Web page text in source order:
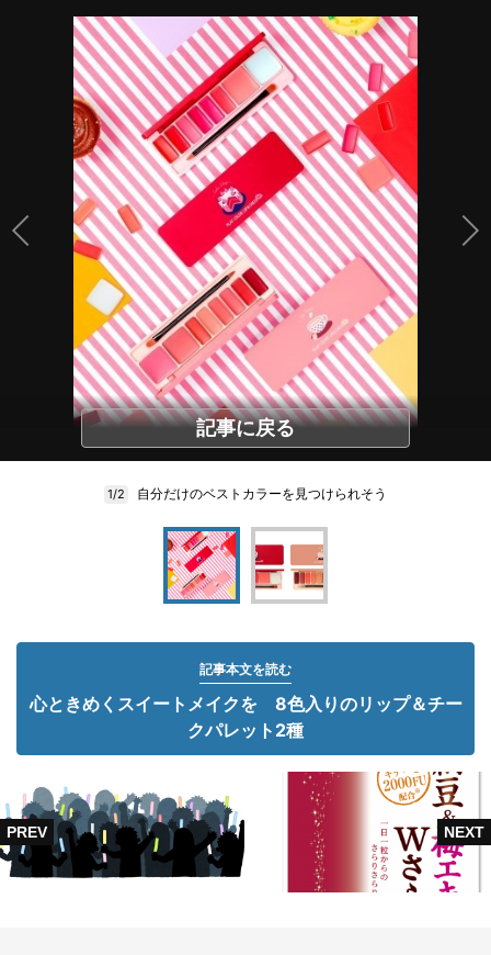
記事に戻る
1/2 自分だけのベストカラーを見つけられそう
記事本文を読む
心ときめくスイートメイクを 8色入りのリップ＆チー
クパレット2種